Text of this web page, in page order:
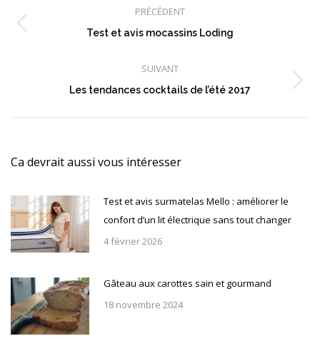
article
PRÉCÉDENT
Article
:
Test et avis mocassins Loding
SUIVANT
Article
Les tendances cocktails de l’été 2017
Ca devrait aussi vous intéresser
Test et avis surmatelas Mello : améliorer le
confort d’un lit électrique sans tout changer
4 février 2026
Gâteau aux carottes sain et gourmand
18 novembre 2024